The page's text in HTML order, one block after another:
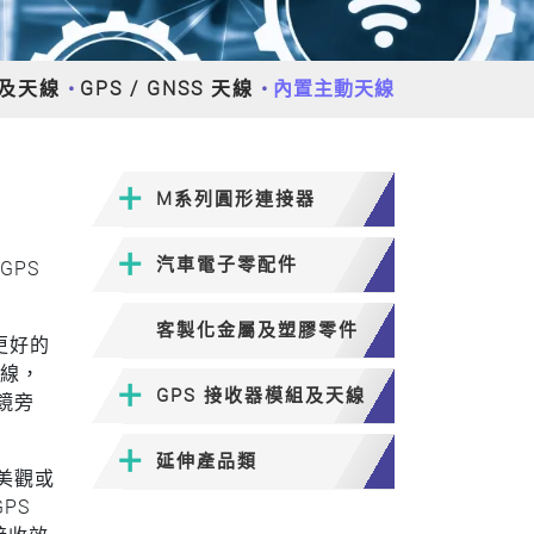
天線 GPS / GNSS 天線 內置主動天線
好的
，
旁
觀或
M系列圓形連接器
汽車電子零配件
客製化金屬及塑膠零件
GPS 接收器模組及天線
延伸產品類